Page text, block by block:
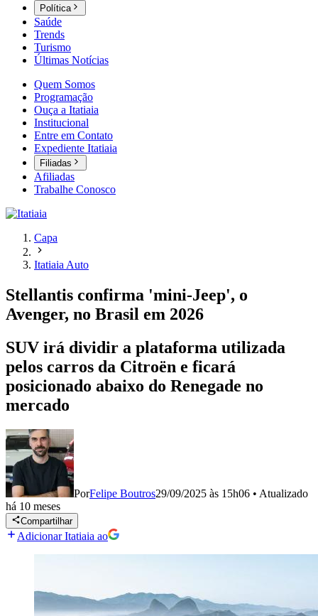
Política
Saúde
Trends
Turismo
Últimas Notícias
Quem Somos
Programação
Ouça a Itatiaia
Institucional
Entre em Contato
Expediente Itatiaia
Filiadas
Afiliadas
Trabalhe Conosco
Capa
Itatiaia Auto
Stellantis confirma 'mini-Jeep', o
Avenger, no Brasil em 2026
SUV irá dividir a plataforma utilizada
pelos carros da Citroën e ficará
posicionado abaixo do Renegade no
mercado
PorFelipe Boutros29/09/2025 às 15h06 • Atualizado
há 10 meses
Compartilhar
Adicionar Itatiaia ao